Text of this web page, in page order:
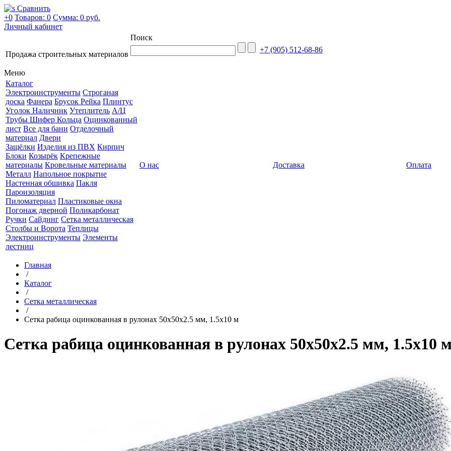
Сравнить
+0 Товаров: 0 Сумма: 0 руб.
Личный кабинет
Продажа строительных материалов
Поиск
+7 (905) 512-68-86
Меню
Каталог
Электроинструменты Строганая
доска Фанера Брусок Рейка Плинтус
Уголок Наличник Утеплитель А/Ц
Трубы Шифер Кольца Оцинкованный
лист Все для бани Отделочный
материал Двери
Защёлки Изделия из ПВХ Кирпич
Блоки Козырёк Крепежные
материалы Кровельные материалы
Металл Напольное покрытие
Настенная обшивка Пакля
Пароизоляция
Пиломатериал Пластиковые окна
Погонаж дверной Поликарбонат
Ручки Сайдинг Сетка металлическая
Столбы и Ворота Теплицы
Электроинструменты Элементы
лестниц
О нас Доставка Оплата
Главная
/
Каталог
/
Сетка металлическая
/
Сетка рабица оцинкованная в рулонах 50x50x2.5 мм, 1.5x10 м
Сетка рабица оцинкованная в рулонах 50x50x2.5 мм, 1.5x10